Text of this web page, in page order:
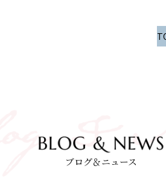
ブログ＆ニュース